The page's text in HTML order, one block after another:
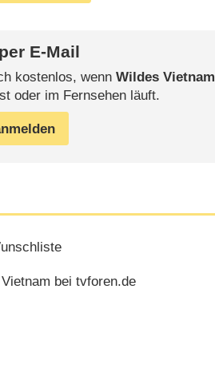
E-Mail
kostenlos, wenn Wildes Vietnam
oder im Fernsehen läuft.
bei tvforen.de